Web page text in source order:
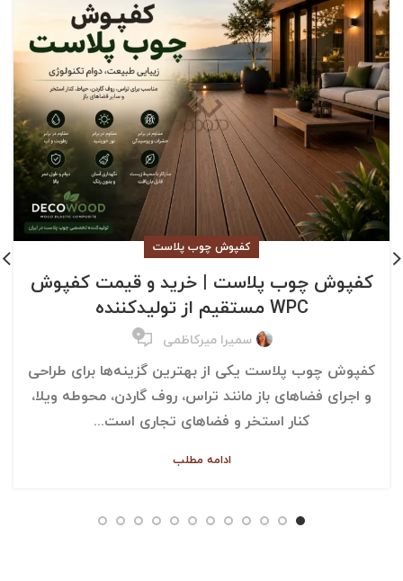
کفپوش چوب پلاست
کفپوش چوب پلاست | خرید و قیمت کفپوش
WPC مستقیم از تولیدکننده
سمیرا میرکاظمی ۰
کفپوش چوب پلاست یکی از بهترین گزینه‌ها برای طراحی
و اجرای فضاهای باز مانند تراس، روف گاردن، محوطه ویلا،
کنار استخر و فضاهای تجاری است...
ادامه مطلب